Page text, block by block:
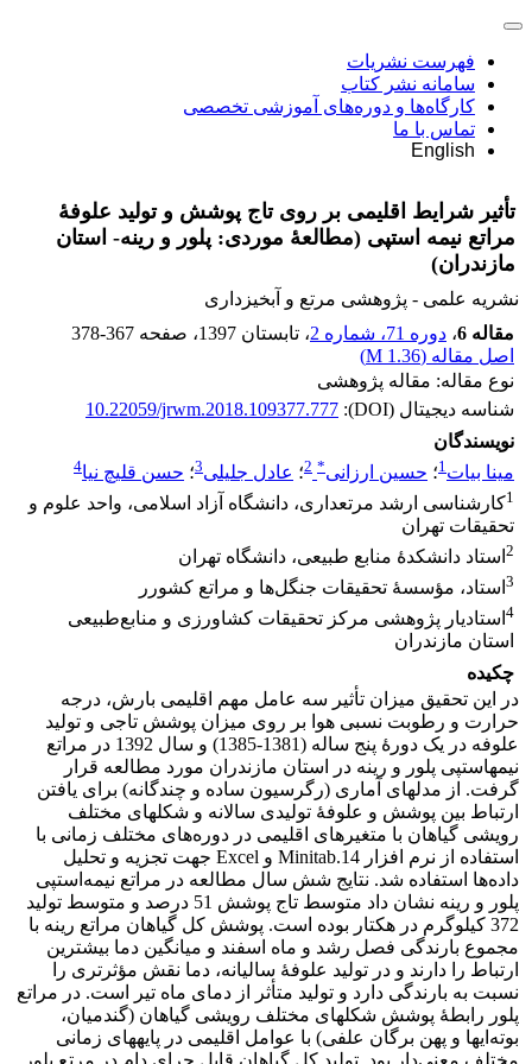
فهرست نشریات
سامانه نشر کتاب
کارگاه‌ها و دوره‌های آموزشی تخصصی
تماس با ما
English
تأثیر شرایط اقلیمی بر روی تاج پوشش و تولید علوفۀ
مراتع نیمه استپی (مطالعۀ موردی: پلور و رینه- استان
مازندران)
نشریه علمی - پژوهشی مرتع و آبخیزداری
مقاله 6
، دوره 71، شماره 2 ، تابستان 1397 ، صفحه 378-367
اصل مقاله (1.36 M
)
نوع مقاله: مقاله پژوهشی
شناسه دیجیتال (DOI):
10.22059/jrwm.2018.109377.777
نویسندگان
مینا بیات1؛ حسین ارزانی*
2؛ عادل جلیلی3؛ حسن قلیچ نیا4
1کارشناسی ارشد مرتعداری، دانشگاه آزاد اسلامی، واحد علوم و
تحقیقات تهران
2 استاد دانشکدۀ منابع طبیعی، دانشگاه تهران
3 استاد، مؤسسۀ تحقیقات جنگل‌ها و مراتع کشورر
4 استادیار پژوهشی مرکز تحقیقات کشاورزی و منابع‌طبیعی
استان مازندران
چکیده
در این تحقیق میزان تأثیر سه عامل مهم اقلیمی بارش، درجه
حرارت و رطوبت نسبی هوا بر روی میزان پوشش تاجی و تولید
علوفه در یک دورۀ پنج ساله (1381-1385) و سال 1392 در مراتع
نیمه­استپی پلور و رینه در استان مازندران مورد مطالعه قرار
گرفت. از مدل­های آماری (رگرسیون ساده و چندگانه) برای یافتن
ارتباط بین پوشش و علوفۀ تولیدی سالانه و شکل­های مختلف
رویشی گیاهان با متغیرهای اقلیمی در دوره‌های مختلف زمانی با
استفاده از نرم افزار Minitab.14 و Excel جهت تجزیه و تحلیل
داده‌ها استفاده شد. نتایج شش سال مطالعه در مراتع نیمه‌استپی
پلور و رینه نشان داد متوسط تاج پوشش 51 درصد و متوسط تولید
372 کیلوگرم در هکتار بوده است. پوشش کل گیاهان مراتع رینه با
مجموع بارندگی فصل رشد و ماه اسفند و میانگین دما بیشترین
ارتباط را دارند و در تولید علوفۀ سالیانه، دما نقش مؤثرتری را
نسبت به بارندگی دارد و تولید متأثر از دمای ماه تیر است. در مراتع
پلور رابطۀ پوشش شکل­های مختلف رویشی گیاهان (گندمیان،
بوته‌ای­ها و پهن برگان علفی) با عوامل اقلیمی در پایه­های زمانی
مختلف معنی‌دار بود. تولید کل گیاهان قابل چرای دام در مرتع پلور